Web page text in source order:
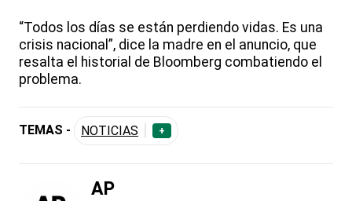
“Todos los días se están perdiendo vidas. Es una
crisis nacional”, dice la madre en el anuncio, que
resalta el historial de Bloomberg combatiendo el
problema.
TEMAS - NOTICIAS +
AP